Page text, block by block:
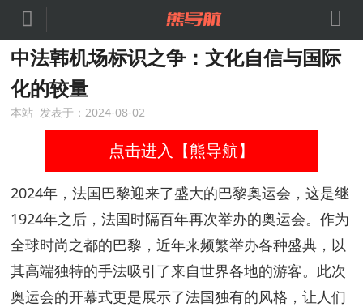
 
中法韩机场标识之争：文化自信与国际
化的较量
本站 发表于：2024-08-02
点击进入【熊导航】
2024年，法国巴黎迎来了盛大的巴黎奥运会，这是继
1924年之后，法国时隔百年再次举办的奥运会。作为
全球时尚之都的巴黎，近年来频繁举办各种盛典，以
其高端独特的手法吸引了来自世界各地的游客。此次
奥运会的开幕式更是展示了法国独有的风格，让人们